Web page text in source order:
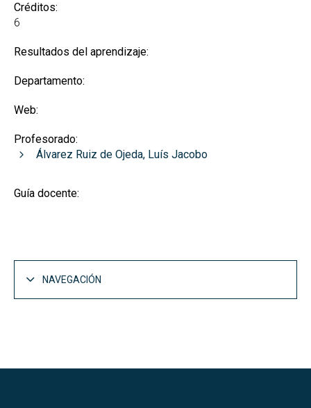
Créditos:
6
Resultados del aprendizaje:
Departamento:
Web:
Profesorado:
Álvarez Ruiz de Ojeda, Luís Jacobo
Guía docente:
NAVEGACIÓN